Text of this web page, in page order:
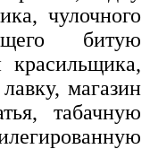
чулочного
битую
красильщика,
магазин
табачную